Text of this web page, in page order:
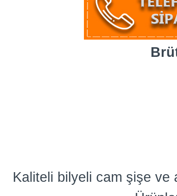
Kaliteli bilyeli cam şişe ve